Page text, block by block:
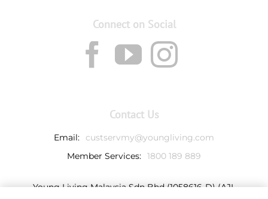
Connect on Social
Contact Us
Email:
custservmy@youngliving.com
Member Services: 1800 189 889
Young Living Malaysia Sdn Bhd (1058616-D) (AJL